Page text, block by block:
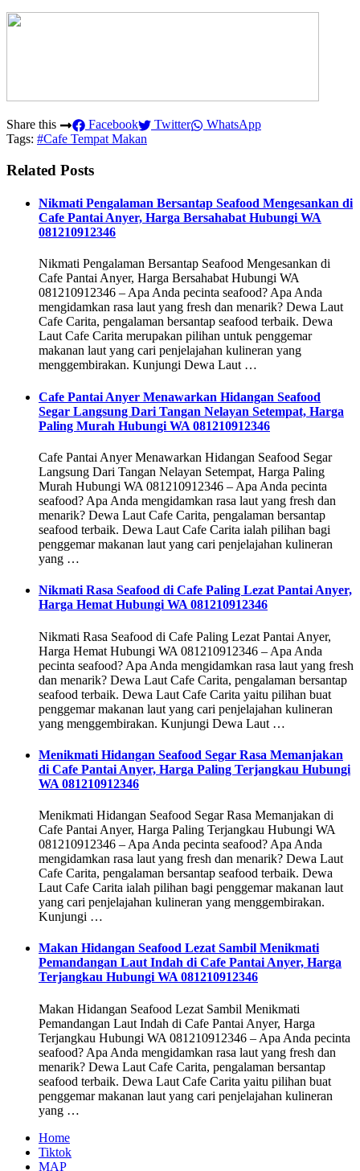
Share this Facebook Twitter
WhatsApp
Tags: #Cafe Tempat Makan
Related Posts
Nikmati Pengalaman Bersantap Seafood Mengesankan di
Cafe Pantai Anyer, Harga Bersahabat Hubungi WA
081210912346
Nikmati Pengalaman Bersantap Seafood Mengesankan di
Cafe Pantai Anyer, Harga Bersahabat Hubungi WA
081210912346 – Apa Anda pecinta seafood? Apa Anda
mengidamkan rasa laut yang fresh dan menarik? Dewa Laut
Cafe Carita, pengalaman bersantap seafood terbaik. Dewa
Laut Cafe Carita merupakan pilihan untuk penggemar
makanan laut yang cari penjelajahan kulineran yang
menggembirakan. Kunjungi Dewa Laut …
Cafe Pantai Anyer Menawarkan Hidangan Seafood
Segar Langsung Dari Tangan Nelayan Setempat, Harga
Paling Murah Hubungi WA 081210912346
Cafe Pantai Anyer Menawarkan Hidangan Seafood Segar
Langsung Dari Tangan Nelayan Setempat, Harga Paling
Murah Hubungi WA 081210912346 – Apa Anda pecinta
seafood? Apa Anda mengidamkan rasa laut yang fresh dan
menarik? Dewa Laut Cafe Carita, pengalaman bersantap
seafood terbaik. Dewa Laut Cafe Carita ialah pilihan bagi
penggemar makanan laut yang cari penjelajahan kulineran
yang …
Nikmati Rasa Seafood di Cafe Paling Lezat Pantai Anyer,
Harga Hemat Hubungi WA 081210912346
Nikmati Rasa Seafood di Cafe Paling Lezat Pantai Anyer,
Harga Hemat Hubungi WA 081210912346 – Apa Anda
pecinta seafood? Apa Anda mengidamkan rasa laut yang fresh
dan menarik? Dewa Laut Cafe Carita, pengalaman bersantap
seafood terbaik. Dewa Laut Cafe Carita yaitu pilihan buat
penggemar makanan laut yang cari penjelajahan kulineran
yang menggembirakan. Kunjungi Dewa Laut …
Menikmati Hidangan Seafood Segar Rasa Memanjakan
di Cafe Pantai Anyer, Harga Paling Terjangkau Hubungi
WA 081210912346
Menikmati Hidangan Seafood Segar Rasa Memanjakan di
Cafe Pantai Anyer, Harga Paling Terjangkau Hubungi WA
081210912346 – Apa Anda pecinta seafood? Apa Anda
mengidamkan rasa laut yang fresh dan menarik? Dewa Laut
Cafe Carita, pengalaman bersantap seafood terbaik. Dewa
Laut Cafe Carita ialah pilihan bagi penggemar makanan laut
yang cari penjelajahan kulineran yang menggembirakan.
Kunjungi …
Makan Hidangan Seafood Lezat Sambil Menikmati
Pemandangan Laut Indah di Cafe Pantai Anyer, Harga
Terjangkau Hubungi WA 081210912346
Makan Hidangan Seafood Lezat Sambil Menikmati
Pemandangan Laut Indah di Cafe Pantai Anyer, Harga
Terjangkau Hubungi WA 081210912346 – Apa Anda pecinta
seafood? Apa Anda mengidamkan rasa laut yang fresh dan
menarik? Dewa Laut Cafe Carita, pengalaman bersantap
seafood terbaik. Dewa Laut Cafe Carita yaitu pilihan buat
penggemar makanan laut yang cari penjelajahan kulineran
yang …
Home
Tiktok
MAP